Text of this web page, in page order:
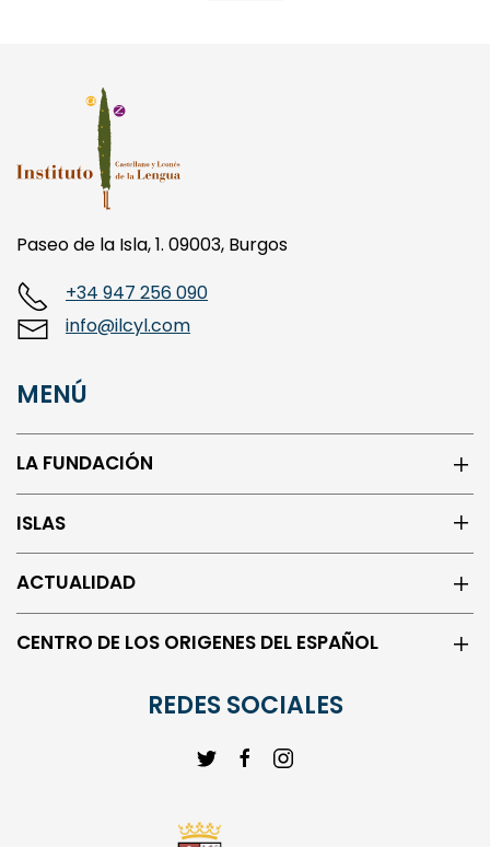
Paseo de la Isla, 1. 09003, Burgos
+34 947 256 090
info@ilcyl.com
MENÚ
LA FUNDACIÓN
ISLAS
ACTUALIDAD
CENTRO DE LOS ORIGENES DEL ESPAÑOL
REDES SOCIALES